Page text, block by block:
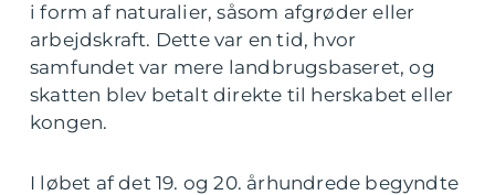
i form af naturalier, såsom afgrøder eller
arbejdskraft. Dette var en tid, hvor
samfundet var mere landbrugsbaseret, og
skatten blev betalt direkte til herskabet eller
kongen.
I løbet af det 19. og 20. århundrede begyndte